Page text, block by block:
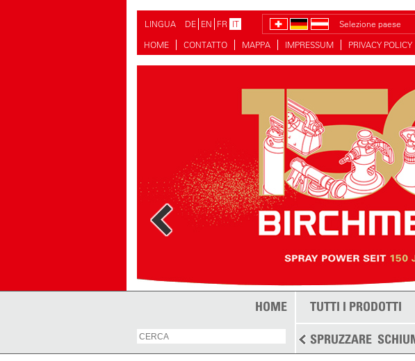
LINGUA DE EN FR IT
Selezione paese
HOME
CONTATTO MAPPA IMPRESSUM PRIVACY POLICY
HOME TUTTI I PRODOTTI
SPRUZZARE